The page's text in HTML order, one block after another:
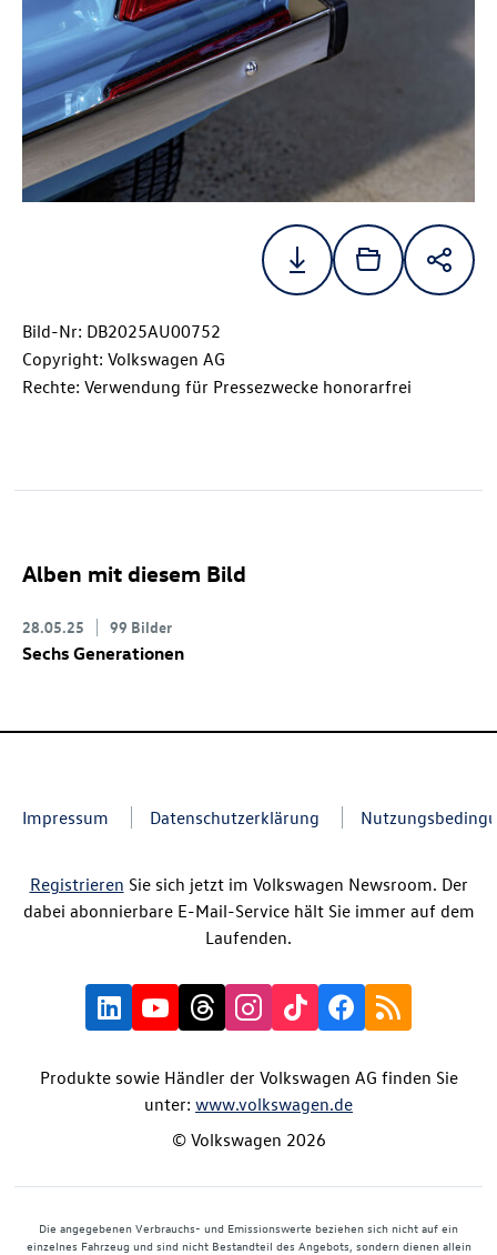
Bild-Nr: DB2025AU00752
Copyright: Volkswagen AG
Rechte: Verwendung für Pressezwecke honorarfrei
Alben mit diesem Bild
28.05.25 99 Bilder
Sechs Generationen
Impressum Datenschutzerklärung
Registrieren Sie sich jetzt im Volkswagen Newsroom. Der
dabei abonnierbare E-Mail-Service hält Sie immer auf dem
Laufenden.
Produkte sowie Händler der Volkswagen AG finden Sie
unter: www.volkswagen.de
© Volkswagen 2026
Die angegebenen Verbrauchs- und Emissionswerte beziehen sich nicht auf ein
einzelnes Fahrzeug und sind nicht Bestandteil des Angebots, sondern dienen allein